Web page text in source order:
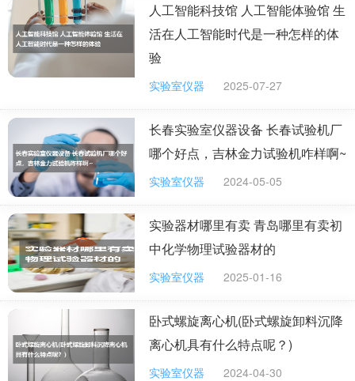
扑灭电器火灾有哪些灭火器
扑灭电器火灾可用干粉、二氧化碳、四氯化碳等灭火剂扑救。
人工智能科技馆 人工智能体验馆 生
活在人工智能时代是一种怎样的体
验
实验室仪器 2025-07-27
长春实验室仪器设备 长春试验机厂
哪个好点，吉林金力试验机咋样啊~
实验室仪器 2024-05-05
实验器材哪里有卖 青岛哪里有卖初
中化学物理试验器材的
实验室仪器 2025-01-16
卧式螺旋离心机(卧式螺旋卸料沉降
离心机具有什么特点呢？)
实验室仪器 2024-04-30